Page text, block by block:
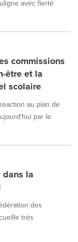
avec fierté
commissions
être et la
scolaire
au plan de
par le
dans la
des
très